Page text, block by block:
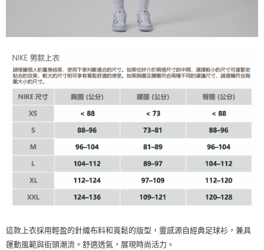
這款上衣採用輕盈的針織布料和寬鬆的版型，靈感源自經典足球衫，兼具
運動風範與街頭潮流。舒適透氣，展現時尚活力。